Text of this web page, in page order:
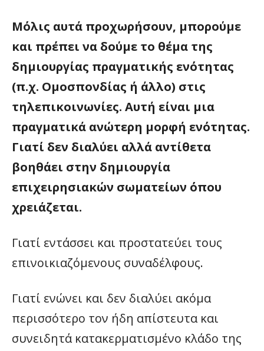
Μόλις αυτά προχωρήσουν, μπορούμε
και πρέπει να δούμε το θέμα της
δημιουργίας πραγματικής ενότητας
(π.χ. Ομοσπονδίας ή άλλο) στις
τηλεπικοινωνίες. Αυτή είναι μια
πραγματικά ανώτερη μορφή ενότητας.
Γιατί δεν διαλύει αλλά αντίθετα
βοηθάει στην δημιουργία
επιχειρησιακών σωματείων όπου
χρειάζεται.
Γιατί εντάσσει και προστατεύει τους
επινοικιαζόμενους συναδέλφους.
Γιατί ενώνει και δεν διαλύει ακόμα
περισσότερο τον ήδη απίστευτα και
συνειδητά κατακερματισμένο κλάδο της